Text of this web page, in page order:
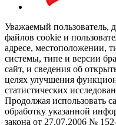
Уважаемый пользователь,
файлов cookie и
адресе, местоположении,
системы, типе и версии
сайт, и сведения об
целях улучшения
статистических
Продолжая использовать
обработку указанной
закона от 27.07.2006 №